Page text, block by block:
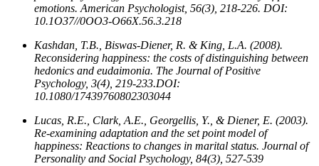
emotions. American Psychologist, 56(3), 218-226. DOI:
10.1O37//0OO3-O66X.56.3.218
Kashdan, T.B., Biswas-Diener, R. & King, L.A. (2008).
Reconsidering happiness: the costs of distinguishing between
hedonics and eudaimonia. The Journal of Positive
Psychology, 3(4), 219-233.DOI:
10.1080/17439760802303044
Lucas, R.E., Clark, A.E., Georgellis, Y., & Diener, E. (2003).
Re-examining adaptation and the set point model of
happiness: Reactions to changes in marital status. Journal of
Personality and Social Psychology, 84(3), 527-539